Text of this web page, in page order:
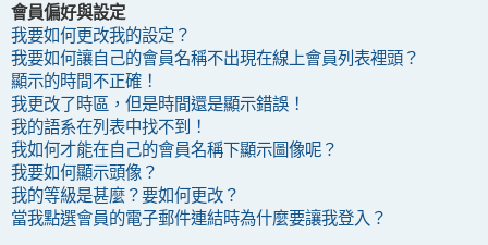
會員偏好與設定
我要如何更改我的設定？
我要如何讓自己的會員名稱不出現在線上會員列表裡頭？
顯示的時間不正確！
我更改了時區，但是時間還是顯示錯誤！
我的語系在列表中找不到！
我如何才能在自己的會員名稱下顯示圖像呢？
我要如何顯示頭像？
我的等級是甚麼？要如何更改？
當我點選會員的電子郵件連結時為什麼要讓我登入？